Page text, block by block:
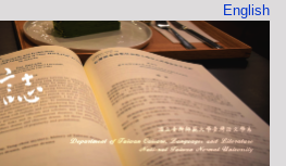
English